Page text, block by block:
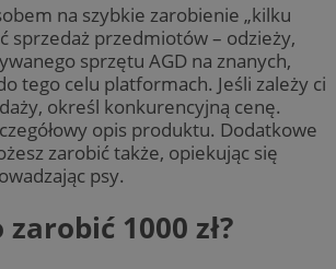
na szybkie zarobienie „kilku
sprzedaż przedmiotów – odzieży,
sprzętu AGD na znanych,
tego celu platformach. Jeśli zależy ci
określ konkurencyjną cenę.
opis produktu. Dodatkowe
zarobić także, opiekując się
psy.
1000 zł?